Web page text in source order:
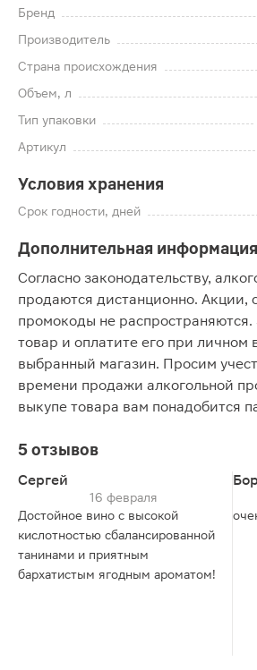
Бренд
Производитель
Страна происхождения
Объем, л
Тип упаковки
Артикул
Условия хранения
Срок годности, дней
Дополнительная информация
Согласно законодательству,
продаются дистанционно. Акции,
промокоды не
товар и оплатите его при личном
выбранный магазин. Просим
времени продажи алкогольной
выкупе товара вам понадобится
5 отзывов
Сергей
16 февраля
Достойное вино с высокой
кислотностью сбалансированной
танинами и приятным
бархатистым ягодным ароматом!